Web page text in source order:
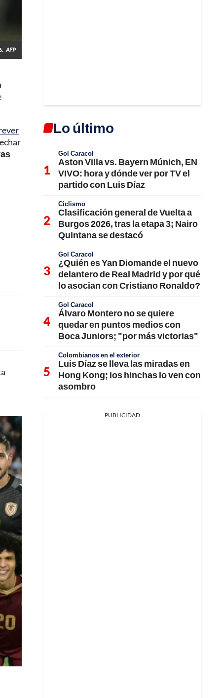
AFP
Lo último
Gol Caracol
Aston Villa vs. Bayern Múnich, EN
VIVO: hora y dónde ver por TV el
partido con Luis Díaz
Ciclismo
Clasificación general de Vuelta a
Burgos 2026, tras la etapa 3; Nairo
Quintana se destacó
Gol Caracol
¿Quién es Yan Diomande el nuevo
delantero de Real Madrid y por qué
lo asocian con Cristiano Ronaldo?
Gol Caracol
Álvaro Montero no se quiere
quedar en puntos medios con
Boca Juniors; "por más victorias"
Colombianos en el exterior
Luis Díaz se lleva las miradas en
Hong Kong; los hinchas lo ven con
asombro
PUBLICIDAD